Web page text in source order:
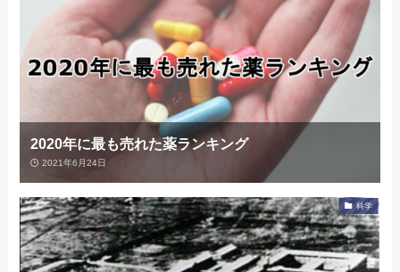
2020年に最も売れた薬ランキング
2021年6月24日
科学